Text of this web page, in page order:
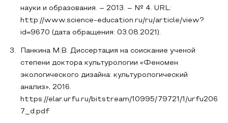
науки и образования. – 2013. – № 4. URL:
http://www.science-education.ru/ru/article/view?
id=9670 (дата обращения: 03.08.2021).
Панкина М.В. Диссертация на соискание ученой
степени доктора культурологии «Феномен
экологического дизайна: культурологический
анализ», 2016.
https://elar.urfu.ru/bitstream/10995/79721/1/urfu206
7_d.pdf